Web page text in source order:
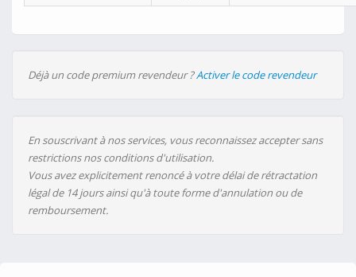
Déjà un code premium revendeur ?Activer le code revendeur
En souscrivant à nos services, vous reconnaissez accepter sans
restrictions nos conditions d'utilisation.
Vous avez explicitement renoncé à votre délai de rétractation
légal de 14 jours ainsi qu'à toute forme d'annulation ou de
remboursement.